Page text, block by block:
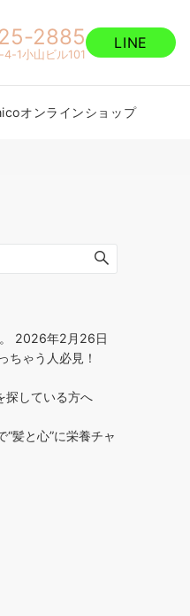
2885
1小山ビル101
LINE
オンラインショップ
2026年2月26日
ちゃう人必見！
探している方へ
髪と心”に栄養チャ